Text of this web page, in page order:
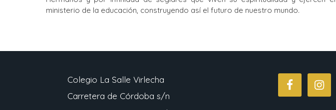
ministerio de la educación, construyendo así el futuro de nuestro mundo.
Colegio La Salle Virlecha
Carretera de Córdoba s/n